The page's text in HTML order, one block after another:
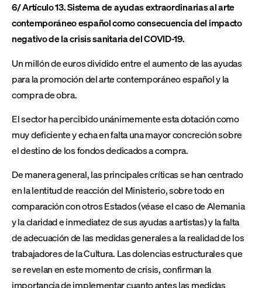
6/ Artículo 13. Sistema de ayudas extraordinarias al arte
contemporáneo español como consecuencia del impacto
negativo de la crisis sanitaria del COVID-19.
Un millón de euros dividido entre el aumento de las ayudas
para la promoción del arte contemporáneo español y la
compra de obra.
El sector ha percibido unánimemente esta dotación como
muy deficiente y echa en falta una mayor concreción sobre
el destino de los fondos dedicados a compra.
De manera general, las principales críticas se han centrado
en la lentitud de reacción del Ministerio, sobre todo en
comparación con otros Estados (véase el caso de Alemania
y la claridad e inmediatez de sus ayudas a artistas) y la falta
de adecuación de las medidas generales a la realidad de los
trabajadores de la Cultura. Las dolencias estructurales que
se revelan en este momento de crisis, confirman la
importancia de implementar cuanto antes las medidas